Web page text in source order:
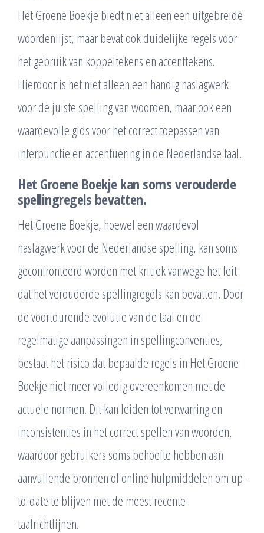
Het Groene Boekje biedt niet alleen een uitgebreide
woordenlijst, maar bevat ook duidelijke regels voor
het gebruik van koppeltekens en accenttekens.
Hierdoor is het niet alleen een handig naslagwerk
voor de juiste spelling van woorden, maar ook een
waardevolle gids voor het correct toepassen van
interpunctie en accentuering in de Nederlandse taal.
Het Groene Boekje kan soms verouderde
spellingregels bevatten.
Het Groene Boekje, hoewel een waardevol
naslagwerk voor de Nederlandse spelling, kan soms
geconfronteerd worden met kritiek vanwege het feit
dat het verouderde spellingregels kan bevatten. Door
de voortdurende evolutie van de taal en de
regelmatige aanpassingen in spellingconventies,
bestaat het risico dat bepaalde regels in Het Groene
Boekje niet meer volledig overeenkomen met de
actuele normen. Dit kan leiden tot verwarring en
inconsistenties in het correct spellen van woorden,
waardoor gebruikers soms behoefte hebben aan
aanvullende bronnen of online hulpmiddelen om up-
to-date te blijven met de meest recente
taalrichtlijnen.